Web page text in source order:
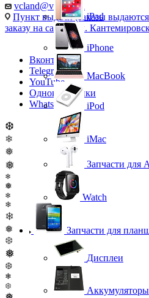
vcland@vcland.ru
Пункт выдачи (заказы
заказу на сайте), ул.
Вконтакте
Telegram
YouTube
Одноклассники
WhatsApp
❆
❄
❅
❅
❄
❅
❄
❄
❄
❅
❆
❅
❆
❄
❆
iPad
iPhone
MacBook
iPod
iMac
Запчасти для
Watch
Запчасти для
Дисплеи
Аккумуляторы